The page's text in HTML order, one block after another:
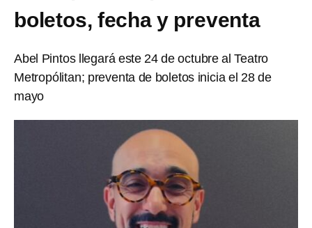
boletos, fecha y preventa
Abel Pintos llegará este 24 de octubre al Teatro
Metropólitan; preventa de boletos inicia el 28 de
mayo